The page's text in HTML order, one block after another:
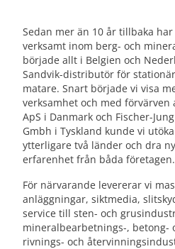
Sedan mer än 10 år tillbaka
verksamt inom berg- och
började allt i Belgien och
Sandvik-distributör för
matare. Snart började vi visa
verksamhet och med förvärven
ApS i Danmark och Fischer-
Gmbh i Tyskland kunde vi
ytterligare två länder och dra
erfarenhet från båda företagen.
För närvarande levererar vi
anläggningar, siktmedia,
service till sten- och
mineralbearbetnings-,
rivnings- och